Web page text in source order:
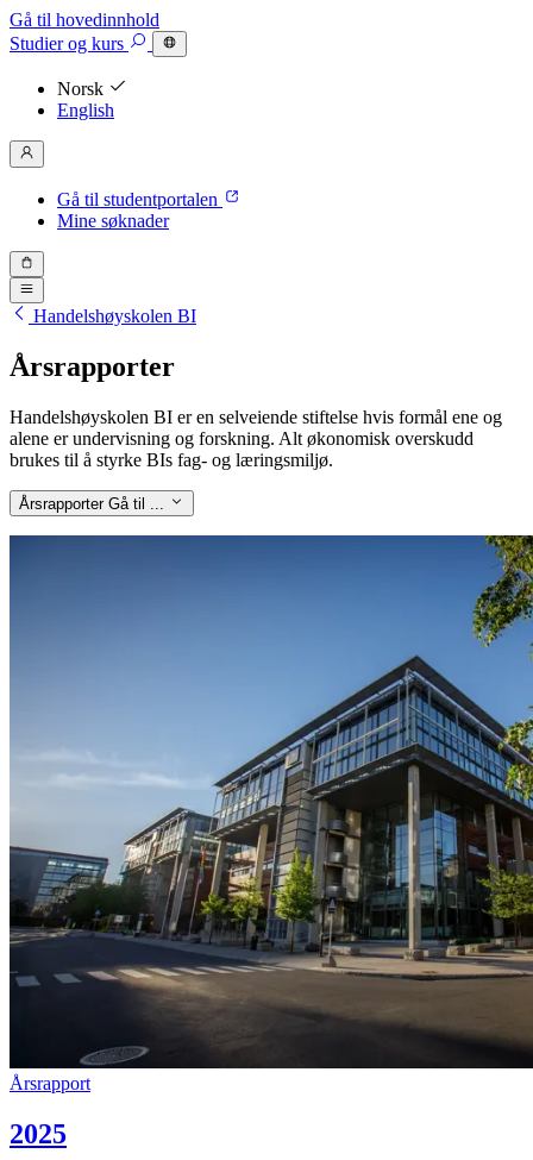
Gå til hovedinnhold
Studierog kurs
Norsk
English
Gå til studentportalen
Mine søknader
Handelshøyskolen BI
Årsrapporter
Handelshøyskolen BI er en selveiende stiftelse hvis formål ene og
alene er undervisning og forskning. Alt økonomisk overskudd
brukes til å styrke BIs fag- og læringsmiljø.
Årsrapporter Gå til ...
Årsrapport
2025